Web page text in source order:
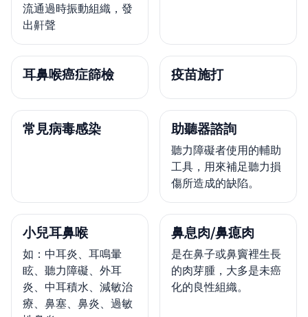
流通過時振動組織，發
出鼾聲
耳鼻喉癌症篩檢 疫苗施打
常見病毒感染 助聽器諮詢
聽力障礙者使用的輔助
工具，用來補足聽力損
傷所造成的缺陷。
小兒耳鼻喉
如：中耳炎、耳鳴暈
眩、聽力障礙、外耳
炎、中耳積水、減敏治
療、鼻塞、鼻炎、過敏
鼻息肉/鼻瘜肉
是在鼻子或鼻竇裡生長
的肉芽腫，大多是未癌
化的良性組織。